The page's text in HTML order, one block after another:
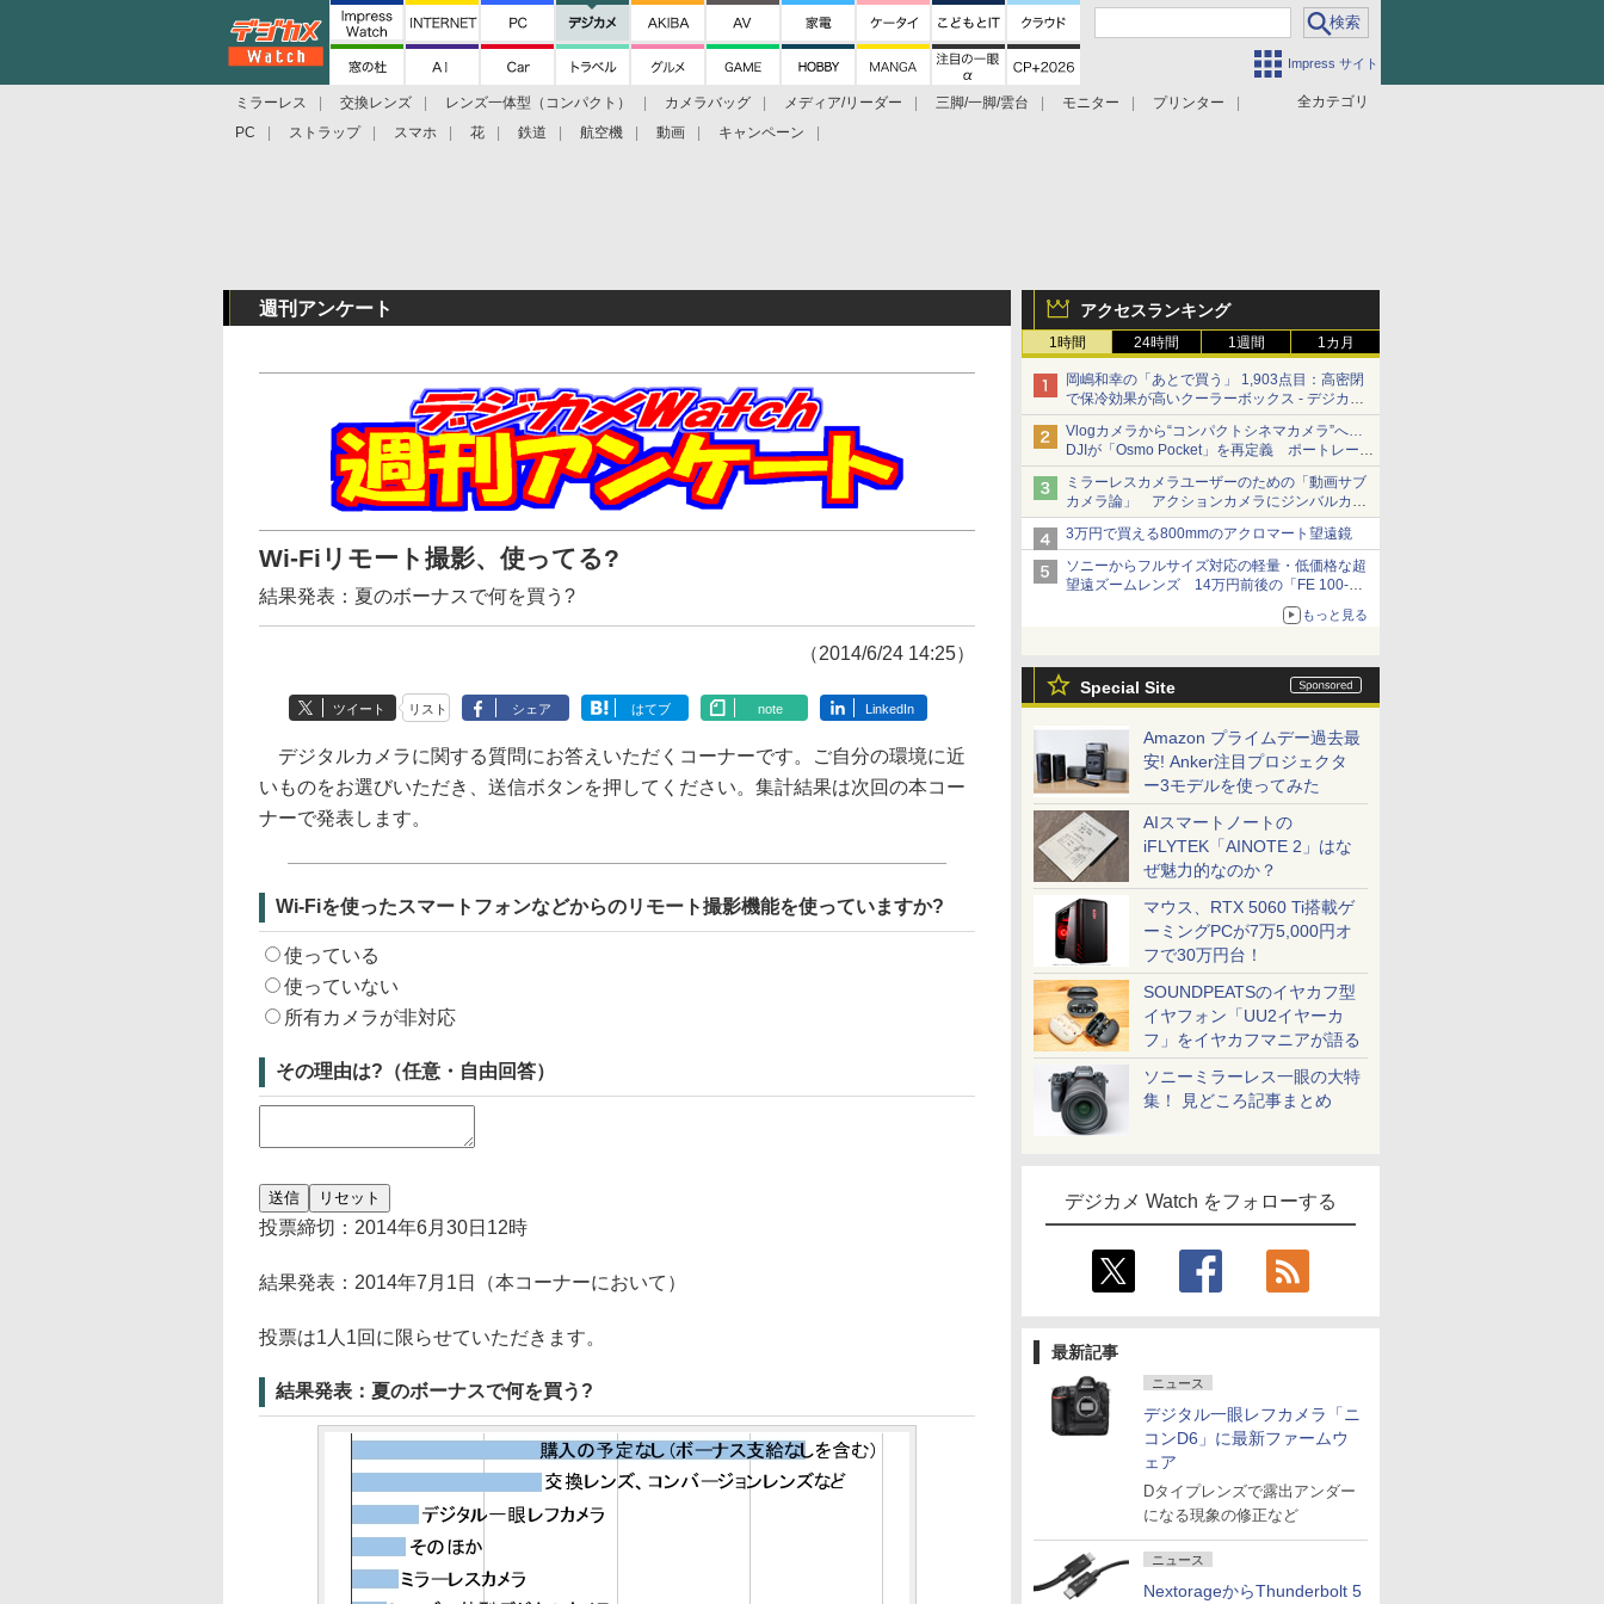
Impress サイト
全カテゴリ
ミラーレス 交換レンズ レンズ一体型（コンパクト） カメラバッグ メディア/リーダー 三脚/一脚/雲台 モニター
プリンター
PC
ストラップ スマホ 花 鉄道 航空機 動画 キャンペーン
アクセスランキング
1時間 24時間 1週間 1カ月
岡嶋和幸の「あとで買う」 1,903点目：高密閉
で保冷効果が高いクーラーボックス - デジカメ
Watch
Vlogカメラから“コンパクトシネマカメラ”へ…
DJIが「Osmo Pocket」を再定義 ポートレート
重視の映像設計に
ミラーレスカメラユーザーのための「動画サブ
カメラ論」 アクションカメラにジンバルカメ
ラ……その実質的な違いは？
3万円で買える800mmのアクロマート望遠鏡
ソニーからフルサイズ対応の軽量・低価格な超
望遠ズームレンズ 14万円前後の「FE 100-
もっと見る
Special Site
Amazon プライムデー過去最
安! Anker注目プロジェクタ
ー3モデルを使ってみた
AIスマートノートの
iFLYTEK「AINOTE 2」はな
ぜ魅力的なのか？
マウス、RTX 5060 Ti搭載ゲ
ーミングPCが7万5,000円オ
フで30万円台！
SOUNDPEATSのイヤカフ型
イヤフォン「UU2イヤーカ
フ」をイヤカフマニアが語る
ソニーミラーレス一眼の大特
集！ 見どころ記事まとめ
デジカメ Watch をフォローする
最新記事
ニュース
デジタル一眼レフカメラ「ニ
コンD6」に最新ファームウ
ェア
Dタイプレンズで露出アンダー
になる現象の修正など
ニュース
NextorageからThunderbolt 5
週刊アンケート
Wi-Fiリモート撮影、使ってる?
結果発表：夏のボーナスで何を買う?
（2014/6/24 14:25）
ツイート リスト シェア はてブ note LinkedIn
デジタルカメラに関する質問にお答えいただくコーナーです。ご自分の環境に近
いものをお選びいただき、送信ボタンを押してください。集計結果は次回の本コー
ナーで発表します。
Wi-Fiを使ったスマートフォンなどからのリモート撮影機能を使っていますか?
使っている
使っていない
所有カメラが非対応
その理由は?（任意・自由回答）
投票締切：2014年6月30日12時
結果発表：2014年7月1日（本コーナーにおいて）
投票は1人1回に限らせていただきます。
結果発表：夏のボーナスで何を買う?